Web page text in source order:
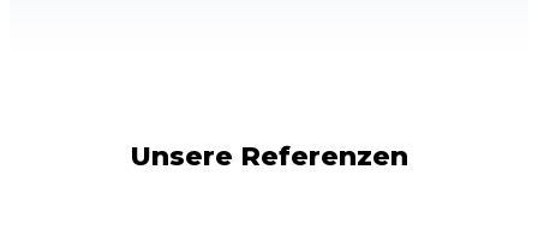
Unsere Referenzen